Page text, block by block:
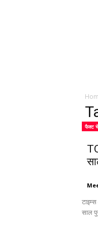
फैक्ट
साल